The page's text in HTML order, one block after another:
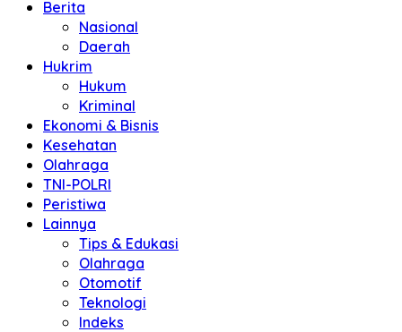
Berita
Nasional
Daerah
Hukrim
Hukum
Kriminal
Ekonomi & Bisnis
Kesehatan
Olahraga
TNI-POLRI
Peristiwa
Lainnya
Tips & Edukasi
Olahraga
Otomotif
Teknologi
Indeks